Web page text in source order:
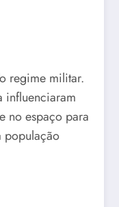
regime militar.
influenciaram
no espaço para
população